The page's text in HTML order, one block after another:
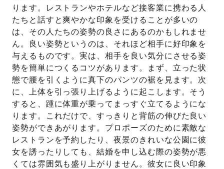
ります。レストランやホテルなど接客業に携わる人
たちと話すと爽やかな印象を受けることが多いの
は、その人たちの姿勢の良さにあるのかもしれませ
ん。良い姿勢というのは、それほど相手に好印象を
与えるものです。実は、相手を良い気分にさせる姿
勢を簡単につくるコツがあります。まず、立った状
態で腰を引くように真下のパンツの裾を見ます。次
に、上体を引っ張り上げるように起こします。そう
すると、踵に体重が乗ってまっすぐ立てるようにな
ります。これだけで、すっきりと背筋の伸びた良い
姿勢ができあがります。プロポーズのために素敵な
レストランを予約したり、夜景のきれいな公園に彼
女を誘ったりしても、結婚を申し込む際の姿勢が悪
くては雰囲気も盛り上がりません。彼女に良い印象